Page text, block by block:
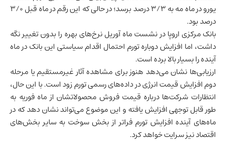
یورو در ماه مه به ۳/۳ درصد برسد؛ در حالی که این رقم در ماه قبل ۳/۰
درصد بود.
بانک مرکزی اروپا در نشست ماه آوریل نرخ‌های بهره را بدون تغییر نگه
داشت، اما افزایش دوباره تورم احتمال اقدام سیاستی این بانک در ماه
آینده را بسیار بالا برده است.
ارزیابی‌ها نشان می‌دهد هنوز برای مشاهده آثار غیرمستقیم یا مرحله
دوم افزایش قیمت انرژی در داده‌های رسمی تورم زود است. با این حال،
انتظارات شرکت‌ها درباره قیمت فروش محصولاتشان از ماه فوریه به
طور قابل توجهی افزایش یافته و این موضوع می‌تواند نشان دهد که در
ماه‌های آینده افزایش تورم فراتر از بخش سوخت به سایر بخش‌های
اقتصاد نیز سرایت خواهد کرد.